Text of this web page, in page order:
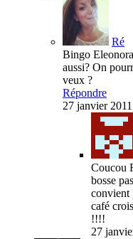
Ré
Bingo
aussi? On
veux ?
Répondre
27 janvier 2011
Coucou
bosse
convient
café
!!!!
27